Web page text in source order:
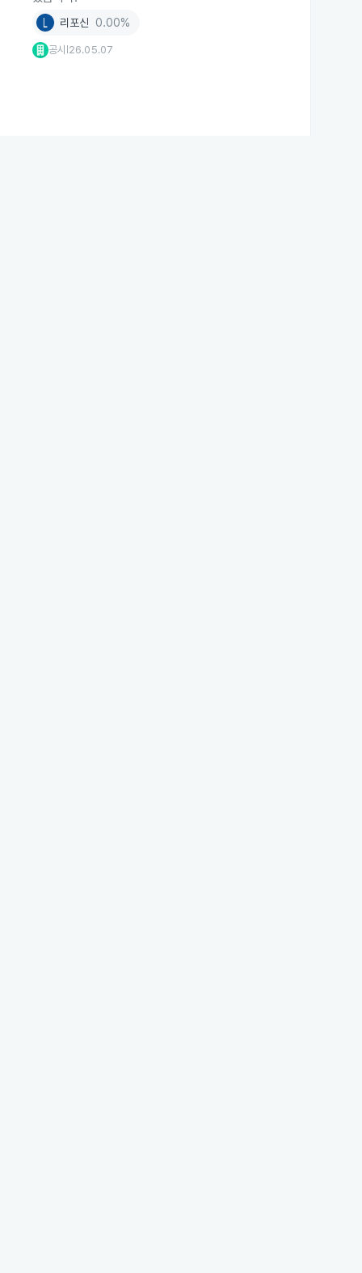
리포신 0.00%
공시 26.05.07